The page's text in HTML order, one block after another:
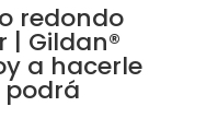
redondo
| Gildan®
a hacerle